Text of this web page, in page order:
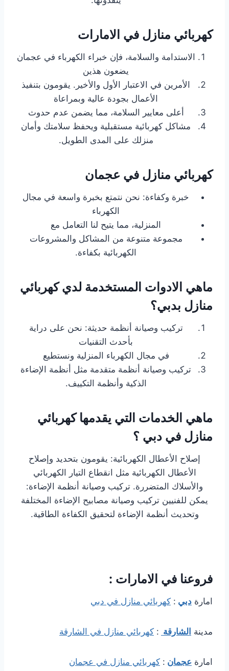
كهربائي منازل في الامارات
الاستدامة والسلامة، فإن خبراء الكهرباء في عجمان
يضعون هذين
الأمرين في الاعتبار الأول والأخير. يقومون بتنفيذ
الأعمال بجودة عالية وبمراعاة
أعلى معايير السلامة، مما يضمن عدم حدوث
مشاكل كهربائية مستقبلية ويحفظ سلامتك وأمان
منزلك على المدى الطويل.
كهربائي منازل في عجمان
خبرة وكفاءة: نحن نتمتع بخبرة واسعة في مجال
الكهرباء
المنزلية، مما يتيح لنا التعامل مع
مجموعة متنوعة من المشاكل والمشروعات
الكهربائية بكفاءة.
ماهي الادوات المستخدمة لدي كهربائي
منازل بدبي؟
تركيب وصيانة أنظمة حديثة: نحن على دراية
بأحدث التقنيات
في مجال الكهرباء المنزلية ونستطيع
تركيب وصيانة أنظمة متقدمة مثل أنظمة الإضاءة
الذكية وأنظمة التكييف.
ماهي الخدمات التي يقدمها كهربائي
منازل في دبي ؟
إصلاح الأعطال الكهربائية: يقومون بتحديد وإصلاح
الأعطال الكهربائية مثل انقطاع التيار الكهربائي
والأسلاك المتضررة. تركيب وصيانة أنظمة الإضاءة:
يمكن للفنيين تركيب وصيانة مصابيح الإضاءة المختلفة
وتحديث أنظمة الإضاءة لتحقيق الكفاءة الطاقية.
فروعنا في الامارات :
امارة دبي : كهربائي منازل في دبي
مدينة الشارقة : كهربائي منازل في الشارقة
امارة عجمان : كهربائي منازل في عجمان